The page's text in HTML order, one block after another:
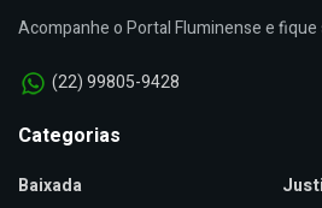
Acompanhe o Portal Fluminense e
(22) 99805-9428
Categorias
Baixada